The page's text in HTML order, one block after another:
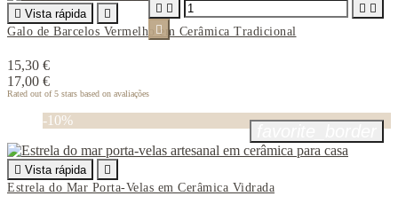
 Vista rápida

Galo de Barcelos Vermelho em Cerâmica Tradicional
15,30 €
17,00 €
Rated out of 5 stars based on avaliações
   

-10%
 Vista rápida

Estrela do Mar Porta-Velas em Cerâmica Vidrada